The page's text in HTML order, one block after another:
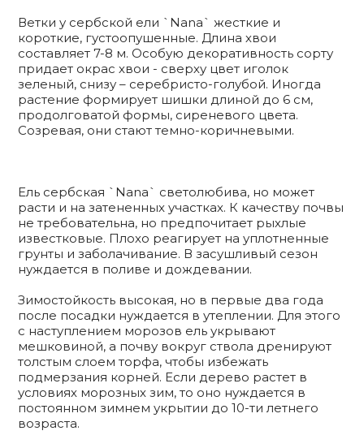
Ветки у сербской ели `Nana` жесткие и
короткие, густоопушенные. Длина хвои
составляет 7-8 м. Особую декоративность сорту
придает окрас хвои - сверху цвет иголок
зеленый, снизу – серебристо-голубой. Иногда
растение формирует шишки длиной до 6 см,
продолговатой формы, сиреневого цвета.
Созревая, они стают темно-коричневыми.
Ель сербская `Nana` светолюбива, но может
расти и на затененных участках. К качеству почвы
не требовательна, но предпочитает рыхлые
известковые. Плохо реагирует на уплотненные
грунты и заболачивание. В засушливый сезон
нуждается в поливе и дождевании.
Зимостойкость высокая, но в первые два года
после посадки нуждается в утеплении. Для этого
с наступлением морозов ель укрывают
мешковиной, а почву вокруг ствола дренируют
толстым слоем торфа, чтобы избежать
подмерзания корней. Если дерево растет в
условиях морозных зим, то оно нуждается в
постоянном зимнем укрытии до 10-ти летнего
возраста.